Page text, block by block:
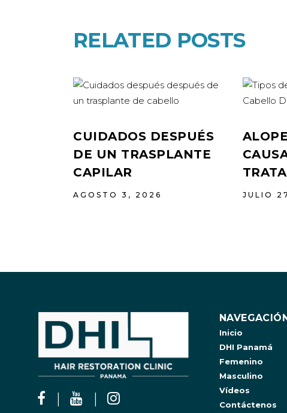
RELATED POSTS
CUIDADOS DESPUÉS
DE UN TRASPLANTE
CAPILAR
AGOSTO 3, 2026 JULIO
Inicio
DHI Panamá
Femenino
Masculino
Vídeos
Contáctenos